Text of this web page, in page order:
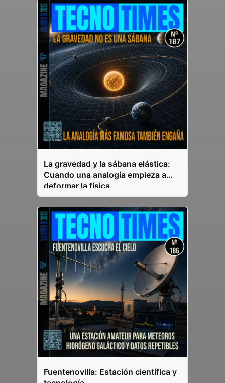
La gravedad y la sábana elástica:
Cuando una analogía empieza a
deformar la física
Fuentenovilla: Estación científica y